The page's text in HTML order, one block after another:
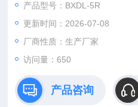
产品型号：BXDL-5R
更新时间：2026-07-08
厂商性质：生产厂家
访问量：650
产品咨询